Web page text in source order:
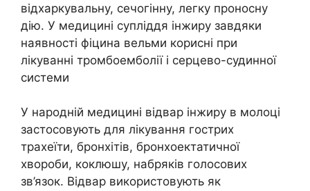
відхаркувальну, сечогінну, легку проносну
дію. У медицині супліддя інжиру завдяки
наявності фіцина вельми корисні при
лікуванні тромбоемболії і серцево-судинної
системи
У народній медицині відвар інжиру в молоці
застосовують для лікування гострих
трахеїти, бронхітів, бронхоектатичної
хвороби, коклюшу, набряків голосових
зв’язок. Відвар використовують як